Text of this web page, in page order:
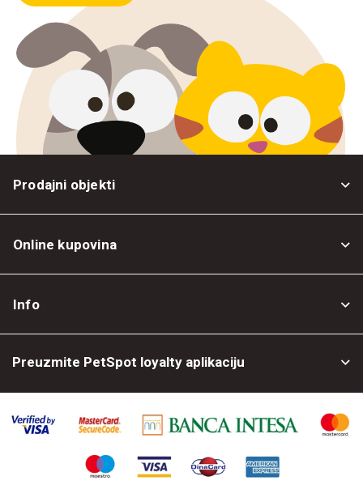
Prodajni objekti
Online kupovina
Info
Preuzmite PetSpot loyalty aplikaciju